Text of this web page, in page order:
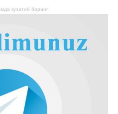
кузатиб боринг